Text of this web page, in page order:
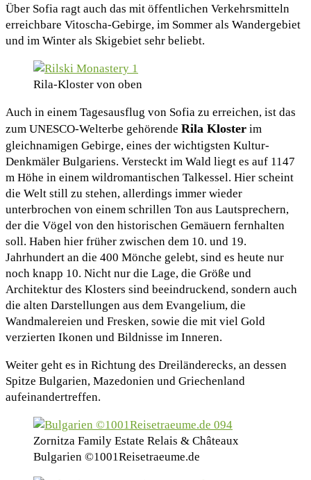
Über Sofia ragt auch das mit öffentlichen Verkehrsmitteln
erreichbare Vitoscha-Gebirge, im Sommer als Wandergebiet
und im Winter als Skigebiet sehr beliebt.
Rila-Kloster von oben
Auch in einem Tagesausflug von Sofia zu erreichen, ist das
zum UNESCO-Welterbe gehörende Rila Kloster im
gleichnamigen Gebirge, eines der wichtigsten Kultur-
Denkmäler Bulgariens. Versteckt im Wald liegt es auf 1147
m Höhe in einem wildromantischen Talkessel. Hier scheint
die Welt still zu stehen, allerdings immer wieder
unterbrochen von einem schrillen Ton aus Lautsprechern,
der die Vögel von den historischen Gemäuern fernhalten
soll. Haben hier früher zwischen dem 10. und 19.
Jahrhundert an die 400 Mönche gelebt, sind es heute nur
noch knapp 10. Nicht nur die Lage, die Größe und
Architektur des Klosters sind beeindruckend, sondern auch
die alten Darstellungen aus dem Evangelium, die
Wandmalereien und Fresken, sowie die mit viel Gold
verzierten Ikonen und Bildnisse im Inneren.
Weiter geht es in Richtung des Dreiländerecks, an dessen
Spitze Bulgarien, Mazedonien und Griechenland
aufeinandertreffen.
Zornitza Family Estate Relais & Châteaux
Bulgarien ©1001Reisetraeume.de